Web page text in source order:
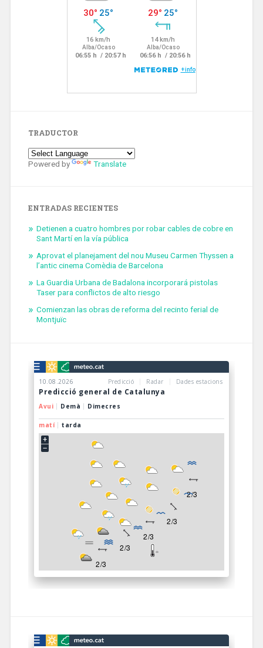
TRADUCTOR
Powered by Translate
ENTRADAS RECIENTES
Detienen a cuatro hombres por robar cables de cobre en
Sant Martí en la vía pública
Aprovat el planejament del nou Museu Carmen Thyssen a
l’antic cinema Comèdia de Barcelona
La Guardia Urbana de Badalona incorporará pistolas
Taser para conflictos de alto riesgo
Comienzan las obras de reforma del recinto ferial de
Montjuïc